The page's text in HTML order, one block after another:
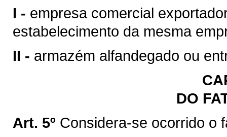
I - empresa comercial
estabelecimento da mesma
II - armazém alfandegado ou
DO
Art. 5º Considera-se ocorrido o